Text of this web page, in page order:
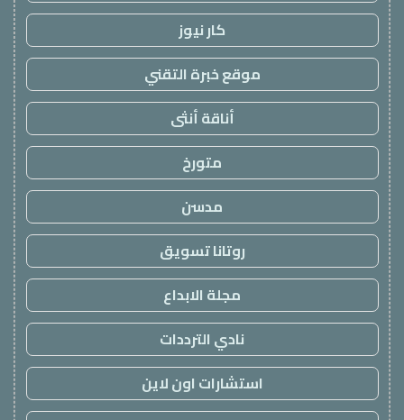
كار نيوز
موقع خبرة التقني
أناقة أنثى
متورخ
مدسن
روتانا تسويق
مجلة الابداع
نادي الترددات
استشارات اون لاين